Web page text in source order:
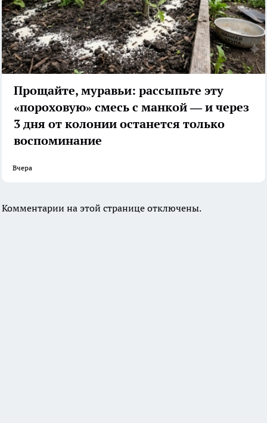
Прощайте, муравьи: рассыпьте эту
«пороховую» смесь с манкой — и через
3 дня от колонии останется только
воспоминание
Вчера
Комментарии на этой странице отключены.